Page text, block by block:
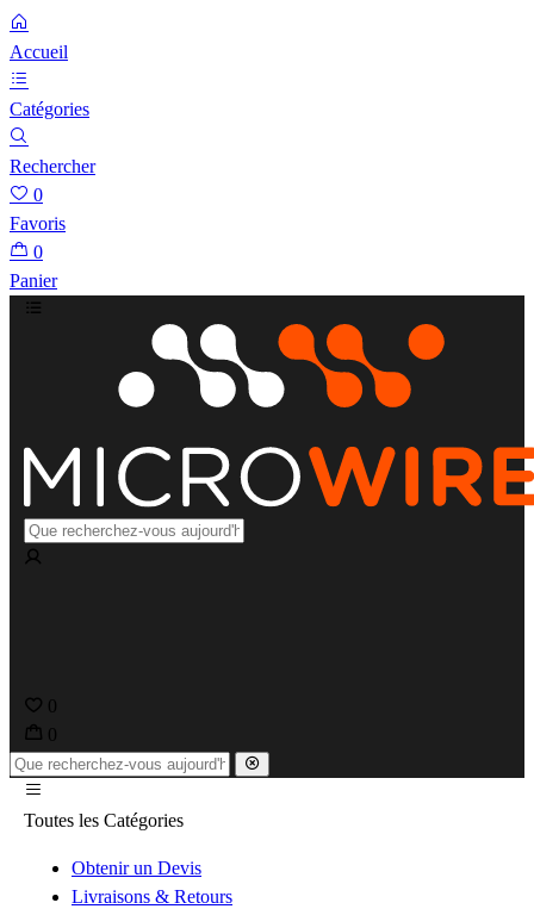
Accueil
Catégories
Rechercher
0
Favoris
0
Panier
0
0
Toutes les Catégories
Obtenir un Devis
Livraisons & Retours